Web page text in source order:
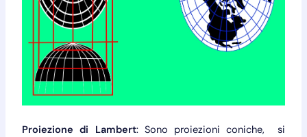
Proiezione di Lambert: Sono proiezioni coniche, si